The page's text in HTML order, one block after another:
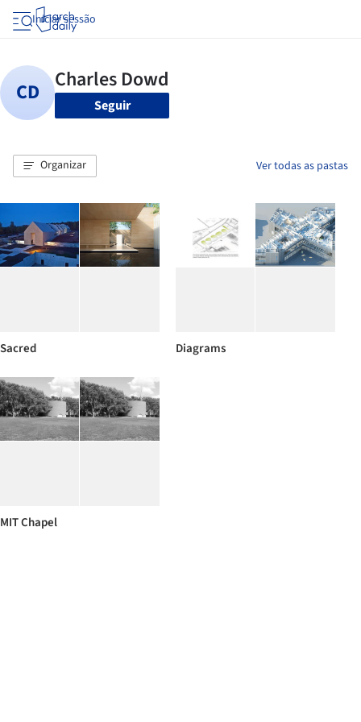
Iniciar sessão
Seguir
Organizar Ver todas as pastas
Sacred Diagrams
MIT Chapel